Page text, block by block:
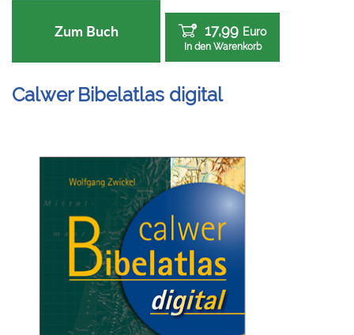
Zum Buch 17,99 Euro
In den Warenkorb
Calwer Bibelatlas digital